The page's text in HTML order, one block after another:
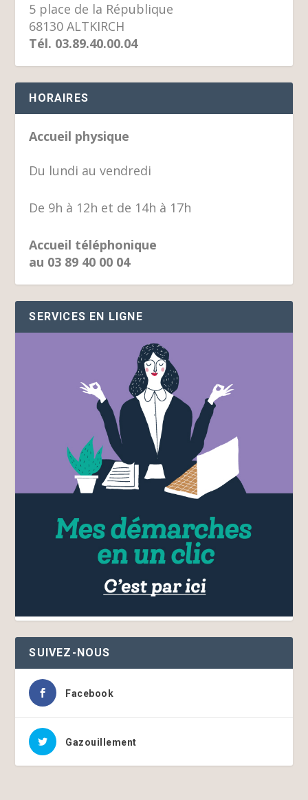
5 place de la République
68130 ALTKIRCH
Tél. 03.89.40.00.04
HORAIRES
Accueil physique
Du lundi au vendredi
De 9h à 12h et de 14h à 17h
Accueil téléphonique
au 03 89 40 00 04
SERVICES EN LIGNE
SUIVEZ-NOUS
Facebook
Gazouillement